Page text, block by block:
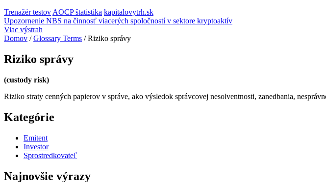
Trenažér testov AOCP štatistika kapitalovytrh.sk
Upozornenie NBS na činnosť viacerých spoločností v sektore kryptoaktív
Viac výstrah
Domov /Glossary Terms /Riziko správy
Riziko správy
(custody risk)
Riziko straty cenných papierov v správe, ako výsledok správcovej nesolventnosti, zanedbania,
Kategórie
Emitent
Investor
Sprostredkovateľ
Najnovšie výrazy